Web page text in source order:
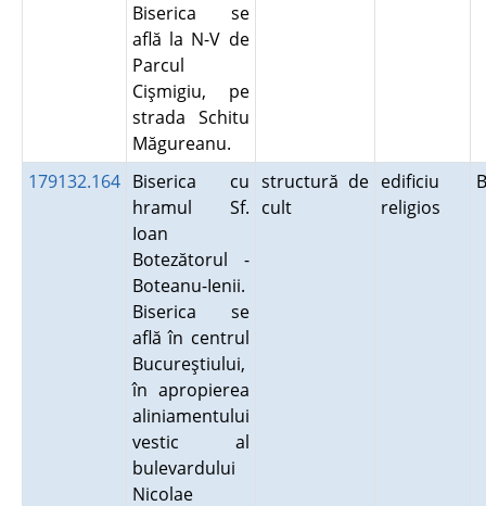
Biserica se
află la N-V de
Parcul
Cişmigiu, pe
strada Schitu
Măgureanu.
179132.164 Biserica cu
hramul Sf.
Ioan
Botezătorul -
Boteanu-Ienii.
Biserica se
află în centrul
Bucureştiului,
în apropierea
aliniamentului
vestic al
bulevardului
Nicolae
structură de
cult
edificiu
religios